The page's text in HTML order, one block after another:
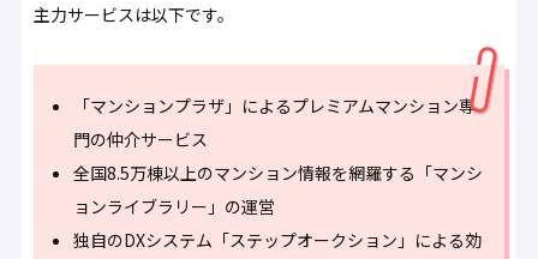
主力サービスは以下です。
「マンションプラザ」によるプレミアムマンション専
門の仲介サービス
全国8.5万棟以上のマンション情報を網羅する「マンシ
ョンライブラリー」の運営
独自のDXシステム「ステップオークション」による効